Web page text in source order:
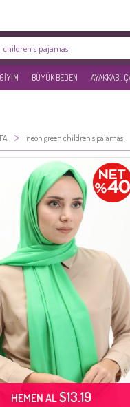
BÜYÜK BEDEN AYAKKABI,
> neon green children s pajamas
HEMEN AL$13.19